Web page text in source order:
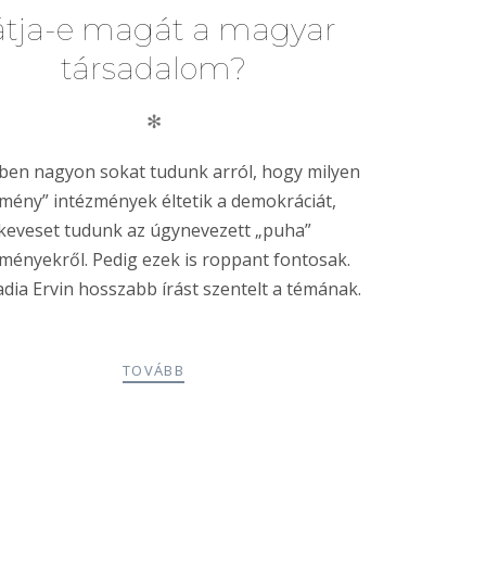
e magát a magyar
társadalom?
✻
nagyon sokat tudunk arról, hogy milyen
intézmények éltetik a demokráciát,
tudunk az úgynevezett „puha”
Pedig ezek is roppant fontosak.
Ervin hosszabb írást szentelt a témának.
TOVÁBB